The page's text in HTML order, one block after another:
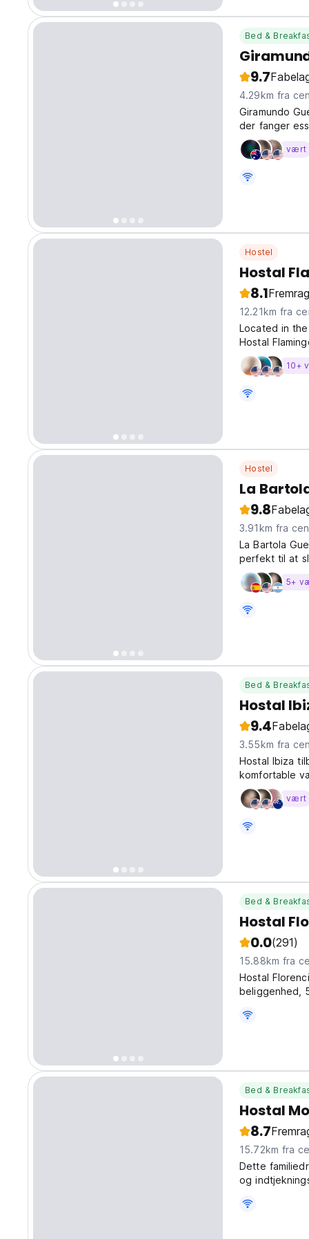
Bed &
9.7
4.29km fra
Giramundo
der fanger
socialisere
værdi.
vært
Hostel
Hostal
8.1
12.21km
Located in
Hostal
cozy
group, it
10+
Hostel
La
9.8
3.91km fra
La Bartola
perfekt til at
5+
Bed &
Hostal
9.4
3.55km fra
Hostal Ibiza
komfortable
er bekvemt
til øens
vært
Bed &
Hostal
0.0(291)
15.88km
Hostal
beliggenhed,
Bed &
Hostal
8.7
15.72km
Dette
og